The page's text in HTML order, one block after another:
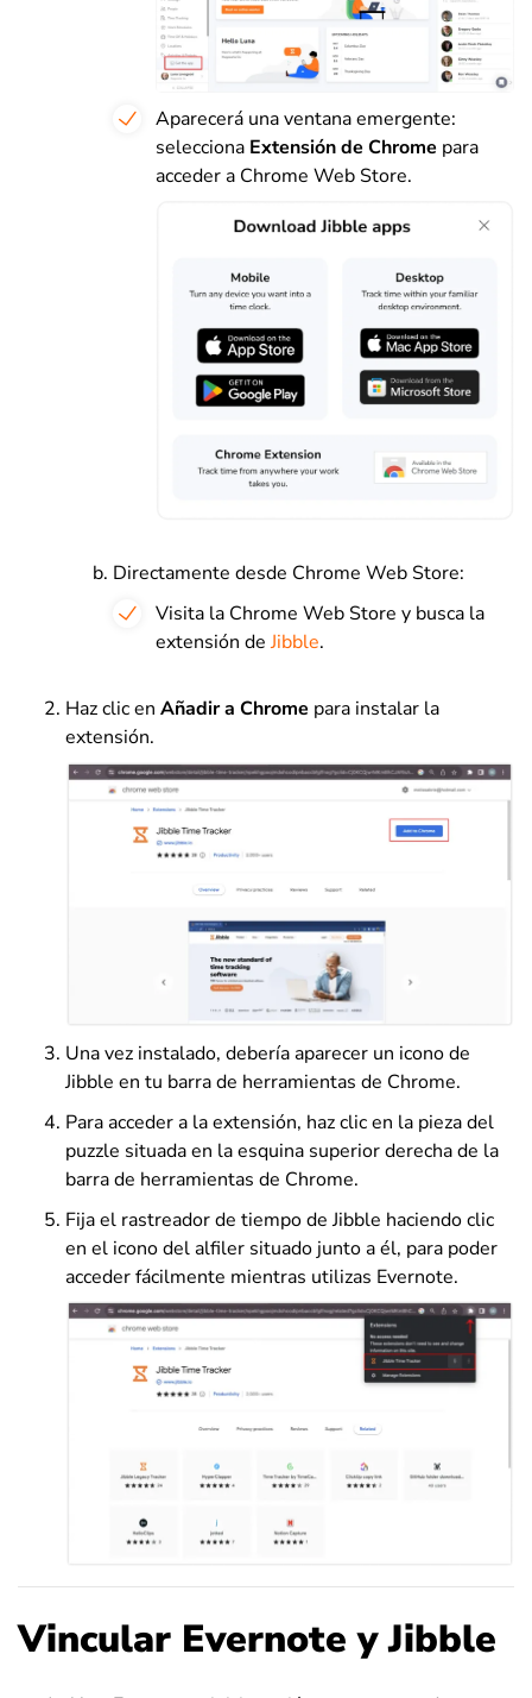
Aparecerá una ventana emergente:
selecciona Extensión de Chrome para
acceder a Chrome Web Store.
Directamente desde Chrome Web Store:
Visita la Chrome Web Store y busca la
extensión deJibble.
Haz clic en Añadir a Chrome para instalar la
extensión.
Una vez instalado, debería aparecer un icono de
Jibble en tu barra de herramientas de Chrome.
Para acceder a la extensión, haz clic en la pieza del
puzzle situada en la esquina superior derecha de la
barra de herramientas de Chrome.
Fija el rastreador de tiempo de Jibble haciendo clic
en el icono del alfiler situado junto a él, para poder
acceder fácilmente mientras utilizas Evernote.
Vincular Evernote y Jibble